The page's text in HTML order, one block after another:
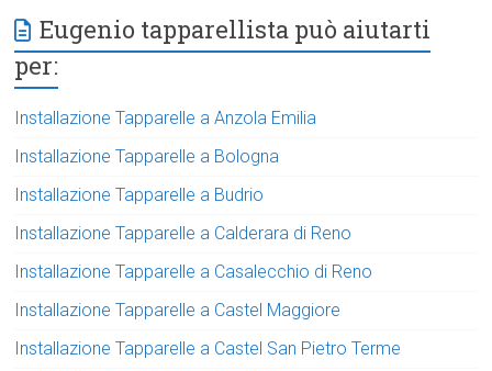
Eugenio tapparellista può aiutarti
per:
Installazione Tapparelle a Anzola Emilia
Installazione Tapparelle a Bologna
Installazione Tapparelle a Budrio
Installazione Tapparelle a Calderara di Reno
Installazione Tapparelle a Casalecchio di Reno
Installazione Tapparelle a Castel Maggiore
Installazione Tapparelle a Castel San Pietro Terme